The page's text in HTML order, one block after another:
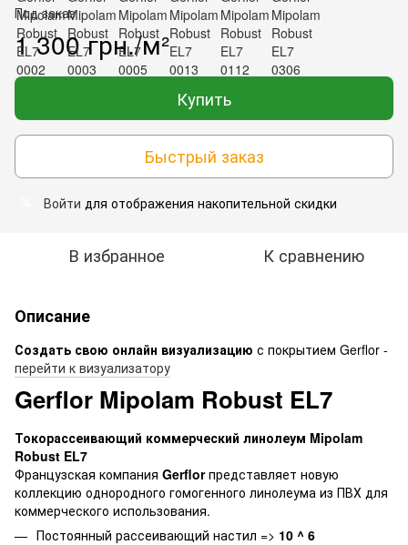
Под заказ
1 300 грн./м²
Купить
Быстрый заказ
Войти для отображения накопительной скидки
В избранное К сравнению
Описание
Создать свою онлайн визуализацию с покрытием Gerflor -
перейти к визуализатору
Gerflor Mipolam Robust EL7
Токорассеивающий коммерческий линолеум Mipolam
Robust EL7
Французская компания Gerflorпредставляет новую
коллекцию однородного гомогенного линолеума из ПВХ для
коммерческого использования.
Постоянный рассеивающий настил => 10 ^ 6